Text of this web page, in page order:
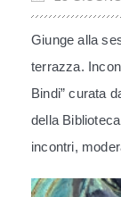
Giunge alla
terrazza.
Bindi” curata
della
incontri,